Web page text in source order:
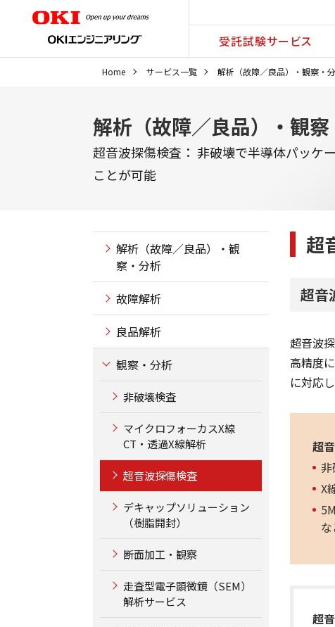
受託試験サービス
Home サービス一覧 解析（故障／良品）・観察・
解析（故障／良品）・観
超音波探傷検査： 非破壊で半導体パッケ
ことが可能
超
超音
超音波
高精度
に対応
超
X
超
解析（故障／良品）・観
察・分析
故障解析
良品解析
観察・分析
非破壊検査
マイクロフォーカスX線
CT・透過X線解析
超音波探傷検査
デキャップソリューション
（樹脂開封）
断面加工・観察
走査型電子顕微鏡（SEM）
解析サービス